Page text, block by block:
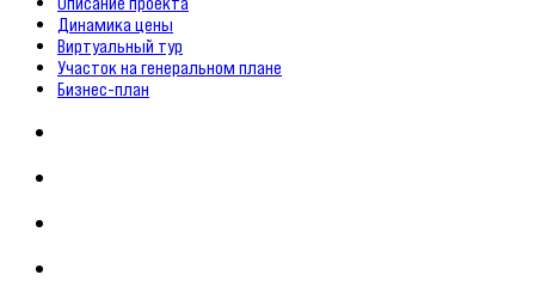
Динамика цены
Виртуальный тур
Участок на генеральном плане
Бизнес-план